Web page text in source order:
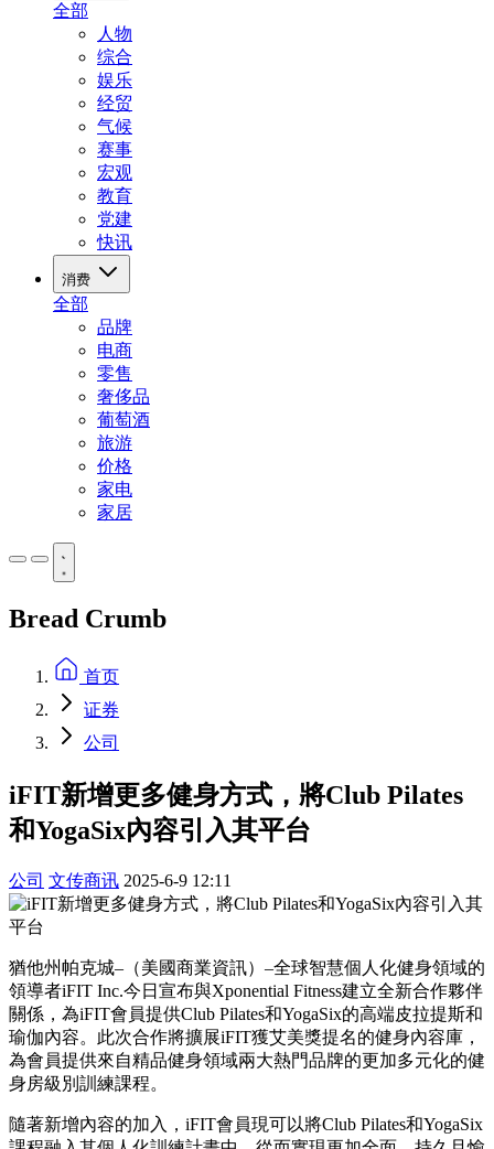
全部
人物
综合
娱乐
经贸
气候
赛事
宏观
教育
党建
快讯
消费
全部
品牌
电商
零售
奢侈品
葡萄酒
旅游
价格
家电
家居
Bread Crumb
首页
证券
公司
iFIT新增更多健身方式，將Club Pilates
和YogaSix內容引入其平台
公司 文传商讯 2025-6-9 12:11
猶他州帕克城–（美國商業資訊）–全球智慧個人化健身領域的
領導者iFIT Inc.今日宣布與Xponential Fitness建立全新合作夥伴
關係，為iFIT會員提供Club Pilates和YogaSix的高端皮拉提斯和
瑜伽內容。此次合作將擴展iFIT獲艾美獎提名的健身內容庫，
為會員提供來自精品健身領域兩大熱門品牌的更加多元化的健
身房級別訓練課程。
隨著新增內容的加入，iFIT會員現可以將Club Pilates和YogaSix